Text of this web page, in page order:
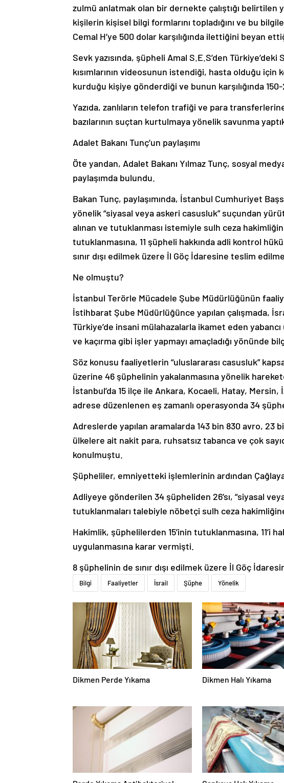
zulmü anlatmak olan bir dernekte çalıştığı belirtilen
kişilerin kişisel bilgi formlarını topladığını ve bu
Cemal H’ye 500 dolar karşılığında ilettiğini beyan
Sevk yazısında, şüpheli Amal S.E.S’den Türkiye’deki
kısımlarının videosunun istendiği, hasta olduğu
kurduğu kişiye gönderdiği ve bunun karşılığında
Yazıda, zanlıların telefon trafiği ve para
bazılarının suçtan kurtulmaya yönelik savunma
Adalet Bakanı Tunç’un paylaşımı
Öte yandan, Adalet Bakanı Yılmaz Tunç, sosyal
paylaşımda bulundu.
Bakan Tunç, paylaşımında, İstanbul Cumhuriyet
yönelik “siyasal veya askeri casusluk” suçundan
alınan ve tutuklanması istemiyle sulh ceza
tutuklanmasına, 11 şüpheli hakkında adli kontrol
sınır dışı edilmek üzere İl Göç İdaresine teslim
Ne olmuştu?
İstanbul Terörle Mücadele Şube Müdürlüğünün
İstihbarat Şube Müdürlüğünce yapılan çalışmada,
Türkiye’de insani mülahazalarla ikamet eden
ve kaçırma gibi işler yapmayı amaçladığı yönünde
Söz konusu faaliyetlerin “uluslararası casusluk”
üzerine 46 şüphelinin yakalanmasına yönelik
İstanbul’da 15 ilçe ile Ankara, Kocaeli, Hatay, Mersin,
adrese düzenlenen eş zamanlı operasyonda 34
Adreslerde yapılan aramalarda 143 bin 830 avro, 23
ülkelere ait nakit para, ruhsatsız tabanca ve çok
konulmuştu.
Şüpheliler, emniyetteki işlemlerinin ardından
Adliyeye gönderilen 34 şüpheliden 26’sı, “siyasal
tutuklanmaları talebiyle nöbetçi sulh ceza
Hakimlik, şüphelilerden 15’inin tutuklanmasına, 11’i
uygulanmasına karar vermişti.
8 şüphelinin de sınır dışı edilmek üzere İl Göç
Bilgi Faaliyetler İsrail Şüphe Yönelik
Dikmen Perde Yıkama Dikmen Halı Yıkama